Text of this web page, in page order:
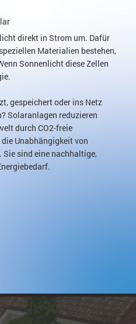
direkt in Strom um. Dafür
Materialien bestehen,
Sonnenlicht diese Zellen
gespeichert oder ins Netz
Solaranlagen reduzieren
durch CO2-freie
Unabhängigkeit von
sind eine nachhaltige,